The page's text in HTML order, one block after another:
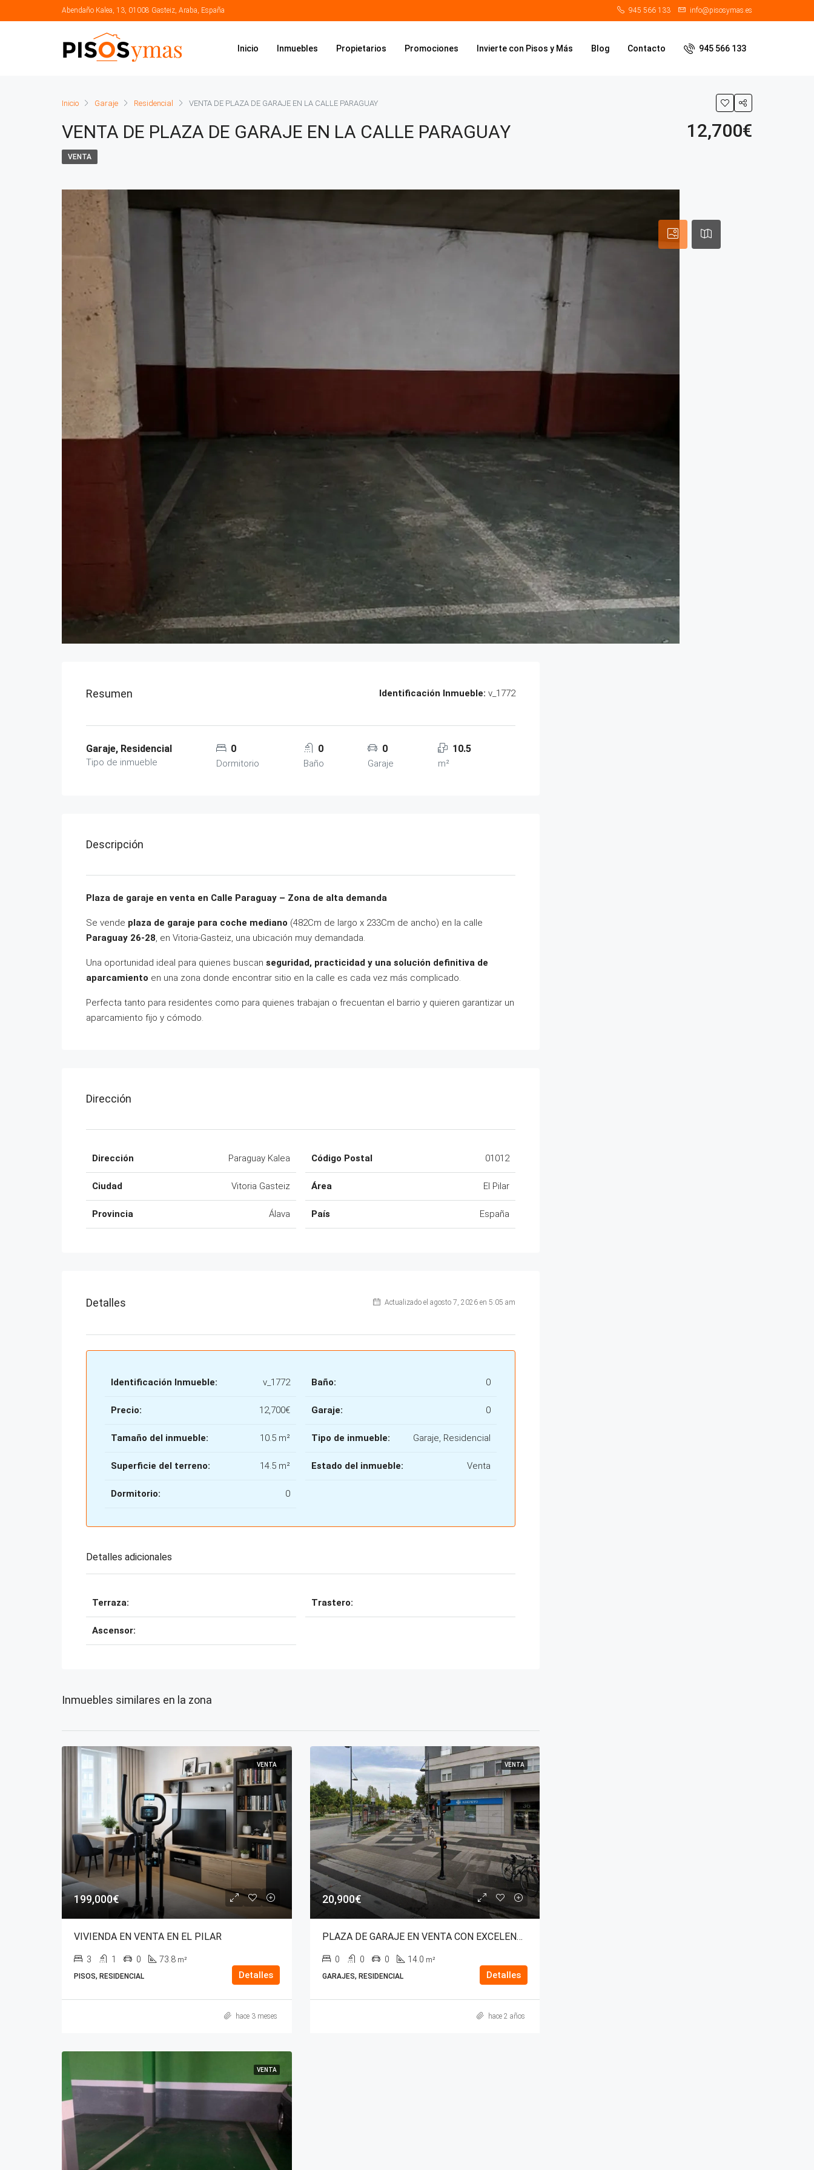
Abendaño Kalea, 13, 01008 Gasteiz, Araba, España 945 566 133 info@pisosymas.es
Inicio Inmuebles Propietarios Promociones Invierte con Pisos y Más Blog Contacto 945 566 133
Inicio Garaje Residencial VENTA DE PLAZA DE GARAJE EN LA CALLE PARAGUAY
VENTA DE PLAZA DE GARAJE EN LA CALLE PARAGUAY 12,700€
VENTA
Resumen Identificación Inmueble: v_1772
Garaje, Residencial
Tipo de inmueble
0
Dormitorio
0
Baño
0
Garaje
10.5
m²
Descripción
Plaza de garaje en venta en Calle Paraguay – Zona de alta demanda
Se vende plaza de garaje para coche mediano (482Cm de largo x 233Cm de ancho) en la calle
Paraguay 26-28, en Vitoria-Gasteiz, una ubicación muy demandada.
Una oportunidad ideal para quienes buscan seguridad, practicidad y una solución definitiva de
aparcamiento en una zona donde encontrar sitio en la calle es cada vez más complicado.
Perfecta tanto para residentes como para quienes trabajan o frecuentan el barrio y quieren garantizar un
aparcamiento fijo y cómodo.
Dirección
Dirección Paraguay Kalea
Ciudad Vitoria Gasteiz
Provincia Álava
Código Postal 01012
Área El Pilar
País España
Detalles Actualizado el agosto 7, 2026 en 5:05 am
Identificación Inmueble: v_1772
Precio: 12,700€
Tamaño del inmueble: 10.5 m²
Superficie del terreno: 14.5 m²
Dormitorio: 0
Baño: 0
Garaje: 0
Tipo de inmueble: Garaje, Residencial
Estado del inmueble: Venta
Detalles adicionales
Terraza:
Ascensor:
Trastero:
Inmuebles similares en la zona
VENTA
199,000€
VIVIENDA EN VENTA EN EL PILAR
3 1 0 73.8 m²
PISOS, RESIDENCIAL
Detalles
hace 3 meses
VENTA
20,900€
PLAZA DE GARAJE EN VENTA CON EXCELENTE ACCESO EN EL PILAR.
0 0 0 14.0 m²
GARAJES, RESIDENCIAL
Detalles
hace 2 años
VENTA